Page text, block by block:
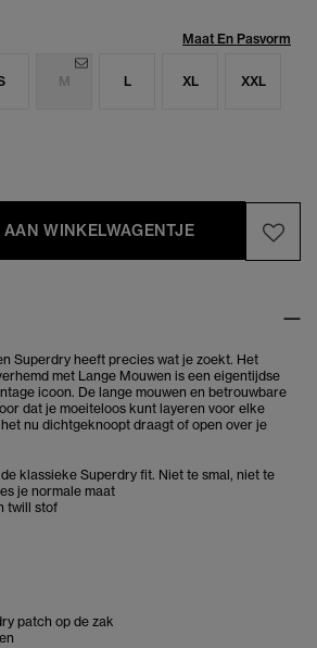
Maat En Pasvorm
M L XL XXL
WINKELWAGENTJE
Superdry heeft precies wat je zoekt. Het
met Lange Mouwen is een eigentijdse
icoon. De lange mouwen en betrouwbare
dat je moeiteloos kunt layeren voor elke
nu dichtgeknoopt draagt of open over je
klassieke Superdry fit. Niet te smal, niet te
je normale maat
twill stof
patch op de zak